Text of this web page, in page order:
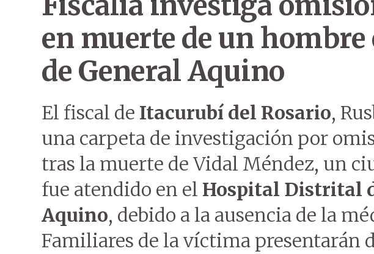
en muerte de un
de General Aquino
El fiscal de Itacurubí del Rosario,
una carpeta de investigación por
tras la muerte de Vidal Méndez, un
fue atendido en el Hospital Distrital
Aquino, debido a la ausencia de la
Familiares de la víctima presentarán